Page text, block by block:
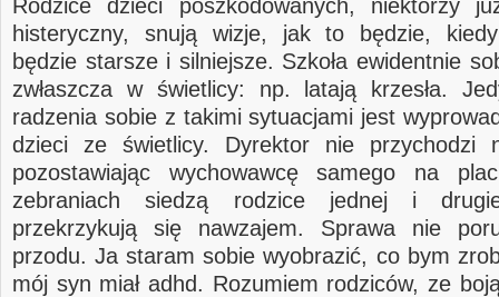
Rodzice dzieci poszkodowanych, niektórzy
histeryczny, snują wizje, jak to będzie,
będzie starsze i silniejsze. Szkoła ewidentnie
zwłaszcza w świetlicy: np. latają krzesła.
radzenia sobie z takimi sytuacjami jest
dzieci ze świetlicy. Dyrektor nie przychodzi
pozostawiając wychowawcę samego na
zebraniach siedzą rodzice jednej i
przekrzykują się nawzajem. Sprawa nie
przodu. Ja staram sobie wyobrazić, co bym
mój syn miał adhd. Rozumiem rodziców, ze